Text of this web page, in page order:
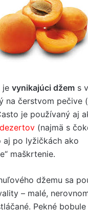
je vynikajúci džem s
na čerstvom pečive
je používaný aj
(najmä s
aj po lyžičkách ako
maškrtenie.
džemu sa
– malé,
Pekné